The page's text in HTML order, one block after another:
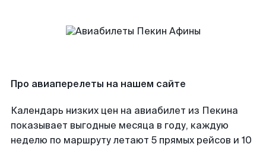
Про авиаперелеты на нашем сайте
Календарь низких цен на авиабилет из Пекина
показывает выгодные месяца в году, каждую
неделю по маршруту летают 5 прямых рейсов и 10